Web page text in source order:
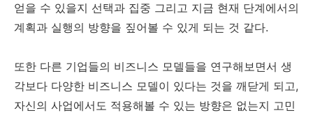
얻을 수 있을지 선택과 집중 그리고 지금 현재 단계에서의
계획과 실행의 방향을 짚어볼 수 있게 되는 것 같다.
또한 다른 기업들의 비즈니스 모델들을 연구해보면서 생
각보다 다양한 비즈니스 모델이 있다는 것을 깨닫게 되고,
자신의 사업에서도 적용해볼 수 있는 방향은 없는지 고민